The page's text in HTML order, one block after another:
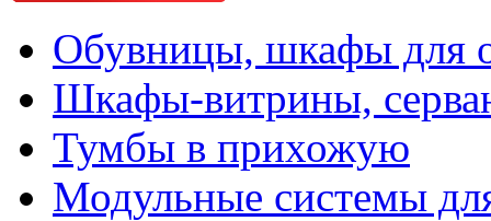
Обувницы, шкафы для
Шкафы-витрины,
Тумбы в прихожую
Модульные системы